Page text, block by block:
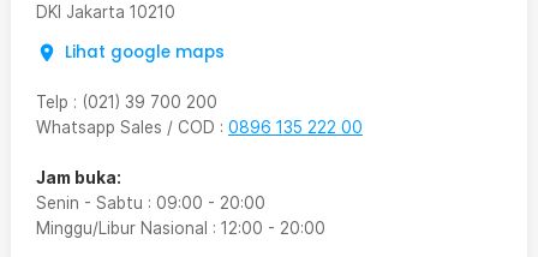
DKI Jakarta 10210
Lihat google maps
Telp : (021) 39 700 200
Whatsapp Sales / COD : 0896 135 222 00
Jam buka:
Senin - Sabtu : 09:00 - 20:00
Minggu/Libur Nasional : 12:00 - 20:00